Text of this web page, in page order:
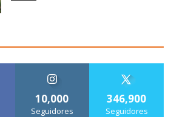
10,000
Seguidores
346,900
Seguidores